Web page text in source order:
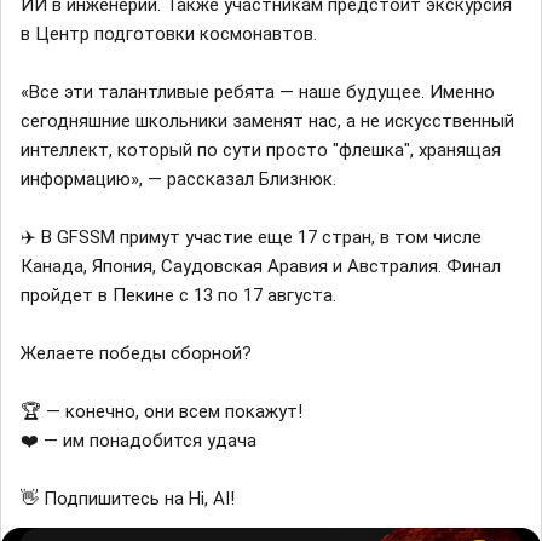
ИИ в инженерии. Также участникам предстоит экскурсия
в Центр подготовки космонавтов.
«Все эти талантливые ребята — наше будущее. Именно
сегодняшние школьники заменят нас, а не искусственный
интеллект, который по сути просто "флешка", хранящая
информацию», — рассказал Близнюк.
✈️ В GFSSM примут участие еще 17 стран, в том числе
Канада, Япония, Саудовская Аравия и Австралия. Финал
пройдет в Пекине с 13 по 17 августа.
Желаете победы сборной?
🏆 — конечно, они всем покажут!
❤️ — им понадобится удача
👋 Подпишитесь на Hi, AI!